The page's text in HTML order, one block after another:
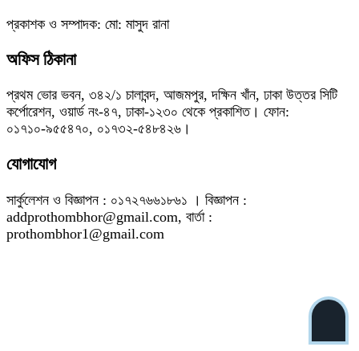
প্রকাশক ও সম্পাদক: মো: মাসুদ রানা
অফিস ঠিকানা
প্রথম ভোর ভবন, ৩৪২/১ চালাবন্দ, আজমপুর, দক্ষিন খাঁন, ঢাকা উত্তর সিটি
কর্পোরেশন, ওয়ার্ড নং-৪৭, ঢাকা-১২৩০ থেকে প্রকাশিত। ফোন:
০১৭১০-৯৫৫৪৭০, ০১৭৩২-৫৪৮৪২৬।
যোগাযোগ
সার্কুলেশন ও বিজ্ঞাপন : ০১৭২৭৬৬১৮৬১ । বিজ্ঞাপন :
addprothombhor@gmail.com, বার্তা :
prothombhor1@gmail.com